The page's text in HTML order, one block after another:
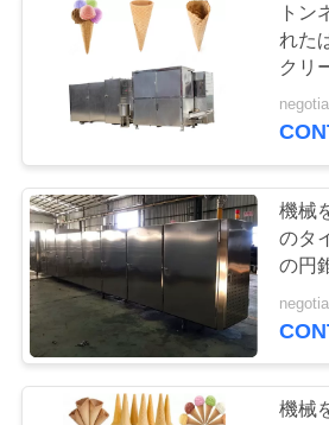
工
場
旅
行
アイス クリ
ーンのベー
機械
アイスクリ
コーンの圧
トン
れた
クリ
ライ
機械
のタ
の円
機械